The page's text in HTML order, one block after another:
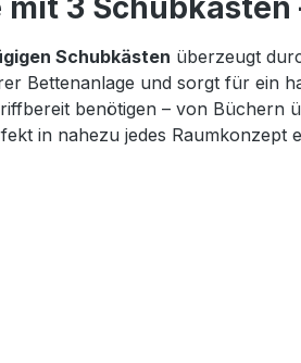
3
Schubkästen überzeugt
Bettenanlage und sorgt für ein
benötigen – von
in nahezu jedes Raumkonzept